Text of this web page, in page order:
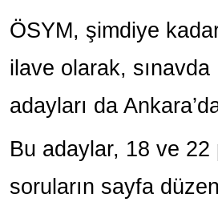
ÖSYM, şimdiye
ilave olarak,
adayları da
Bu adaylar, 18 ve 22
soruların sayfa